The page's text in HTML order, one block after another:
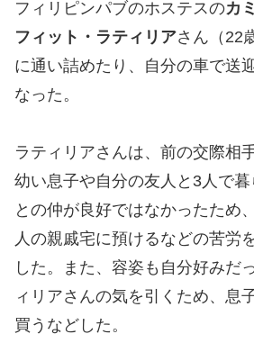
フィリピンパブのホステスのカ
フィット・ラティリアさん（22
に通い詰めたり、自分の車で送
なった。
ラティリアさんは、前の交際相
幼い息子や自分の友人と3人で
との仲が良好ではなかったため
人の親戚宅に預けるなどの苦労
した。また、容姿も自分好みだ
ィリアさんの気を引くため、息
買うなどした。